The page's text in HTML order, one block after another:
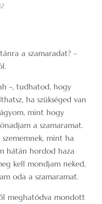
a szamaradat? –
-, tudhatod, hogy
ha szükséged van
mint hogy
a szamaramat.
mint ha
hátán hordod haza
kell mondjam neked,
oda a szamaramat.
meghatódva mondott